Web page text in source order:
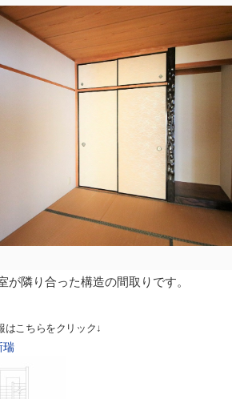
が隣り合った構造の間取りです。
はこちらをクリック↓
瑞